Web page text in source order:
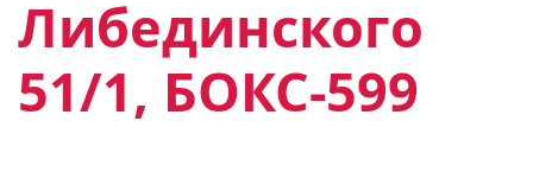
Либединского
51/1, БОКС-599